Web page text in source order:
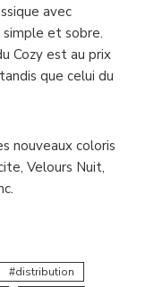
avec
et sobre.
Cozy est au prix
que celui du
nouveaux coloris
Velours Nuit,
distribution